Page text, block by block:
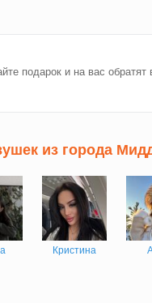
подарок и на вас обратят
из города
Кристина